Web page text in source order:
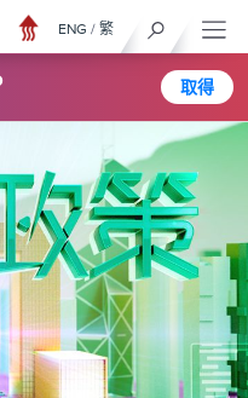
取得
ENG / 繁